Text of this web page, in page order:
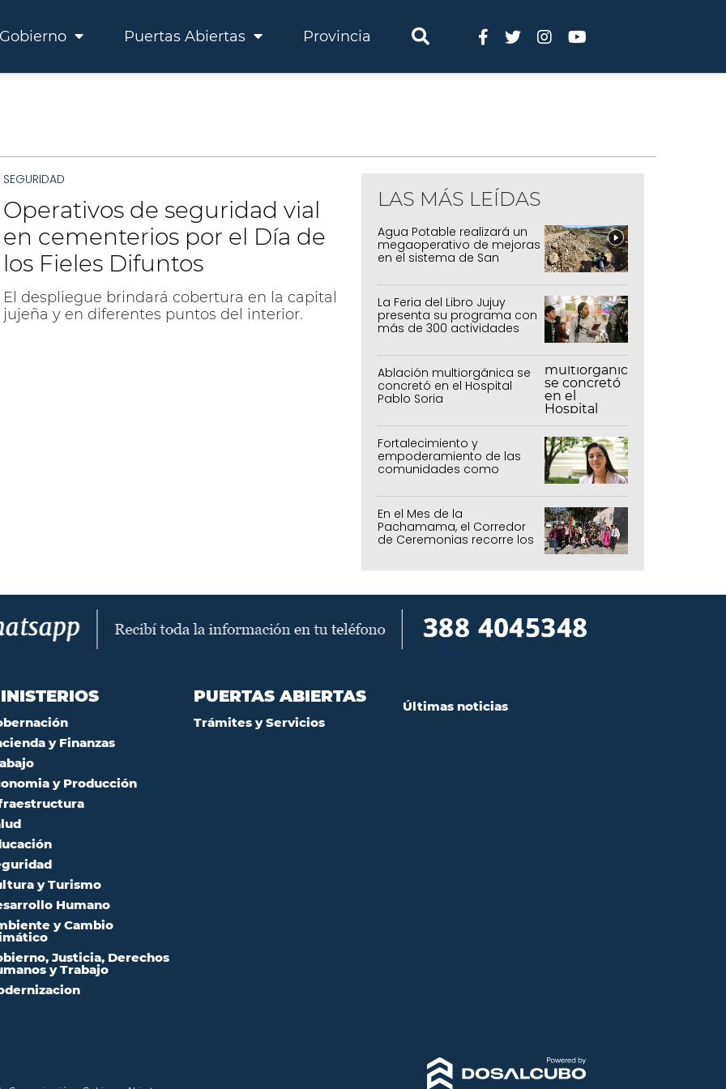
Gobierno Puertas Abiertas Provincia
SEGURIDAD
Operativos de seguridad vial
en cementerios por el Día de
los Fieles Difuntos
El despliegue brindará cobertura en la capital
jujeña y en diferentes puntos del interior.
LAS MÁS LEÍDAS
Agua Potable realizará un
megaoperativo de mejoras
en el sistema de San
La Feria del Libro Jujuy
presenta su programa con
más de 300 actividades
Ablación multiorgánica se
concretó en el Hospital
Pablo Soria
Fortalecimiento y
empoderamiento de las
comunidades como
En el Mes de la
Pachamama, el Corredor
de Ceremonias recorre los
y Finanzas
y Producción
y Turismo
Humano
y Cambio
Justicia, Derechos
y Trabajo
PUERTAS ABIERTAS
Trámites y Servicios
Últimas noticias